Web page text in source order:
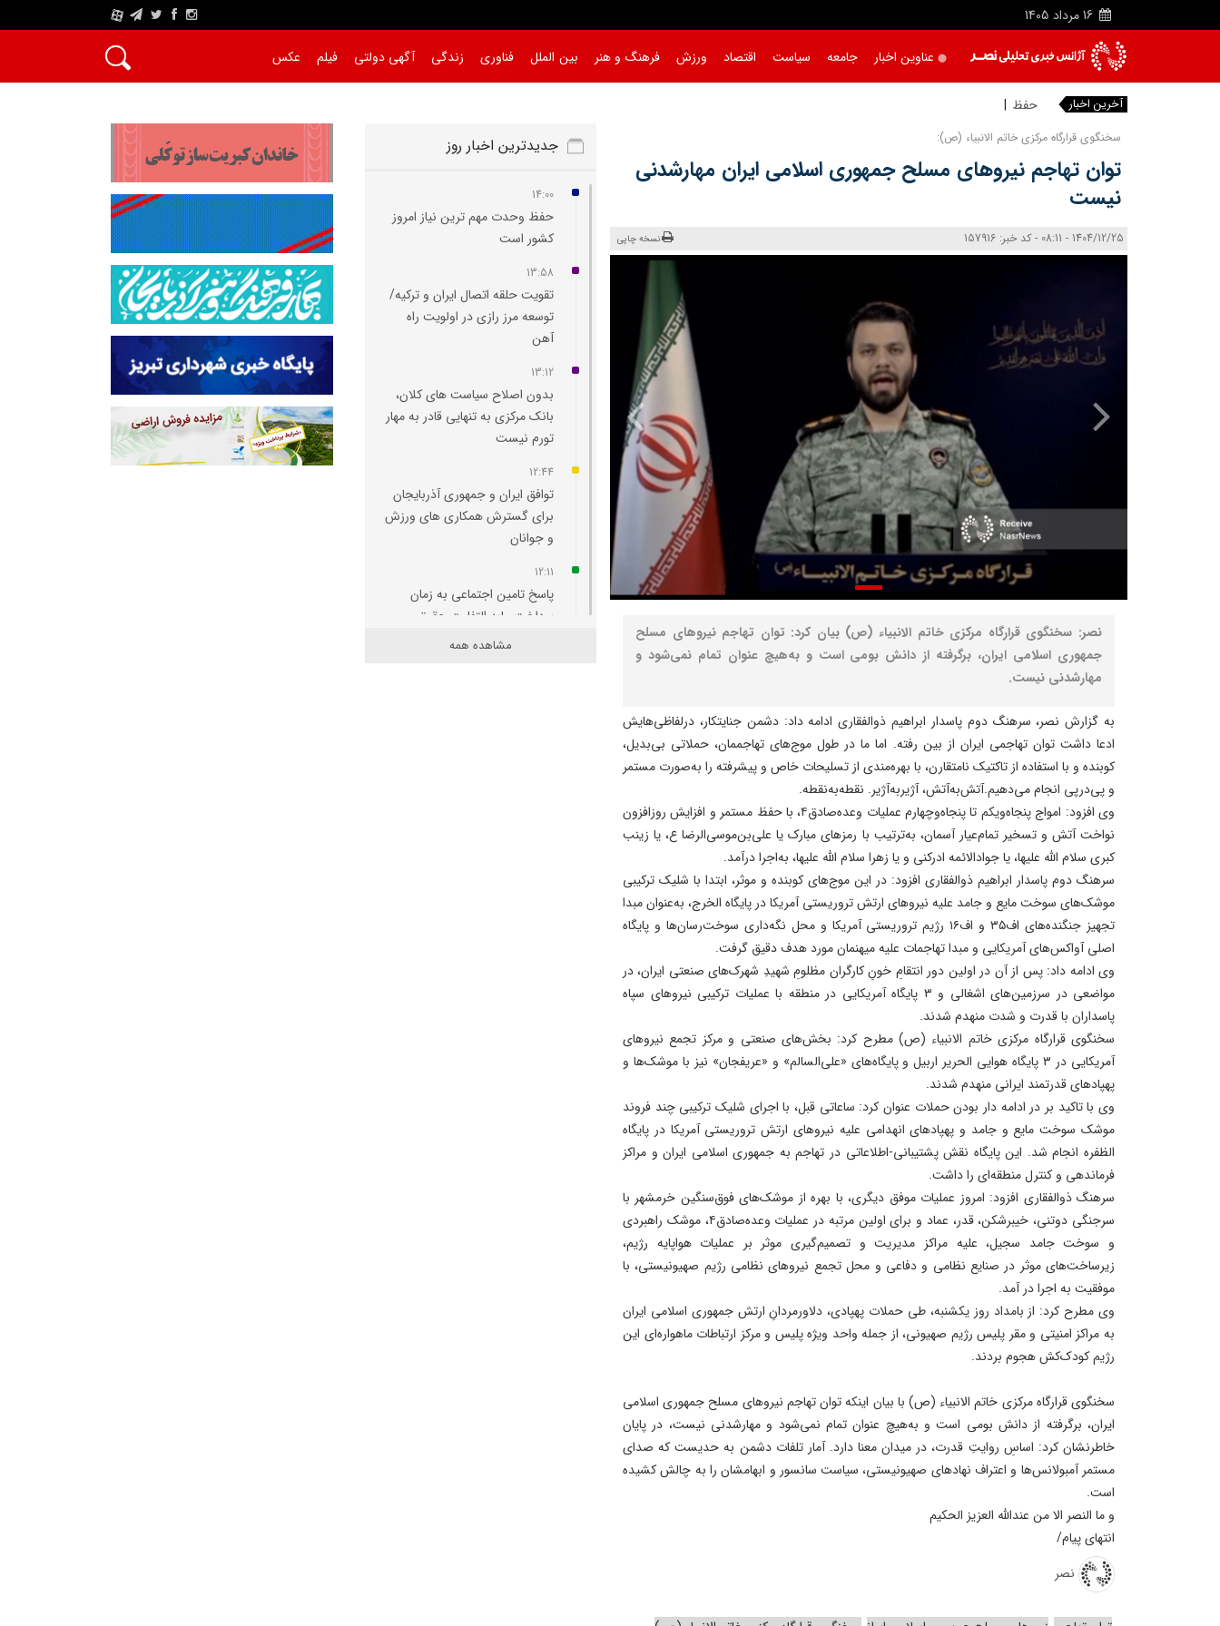
16 مرداد 1405
A
عناوین اخبار جامعه سیاست اقتصاد ورزش فرهنگ و هنر بین الملل فناوری زندگی آگهی دولتی فیلم عکس
آخرین اخبار حفظ وحدت مه
سخنگوی قرارگاه مرکزی خاتم الانبیاء (ص):
توان تهاجم نیروهای مسلح جمهوری اسلامی ایران مهارشدنی
نیست
1404/12/25 - 08:11 - کد خبر: 157916 نسخه چاپی
نصر: سخنگوی قرارگاه مرکزی خاتم الانبیاء (ص) بیان کرد: توان تهاجم نیروهای مسلح
جمهوری اسلامی ایران، برگرفته از دانش بومی است و به‌هیچ عنوان تمام نمی‌شود و
مهارشدنی نیست.
به گزارش نصر، سرهنگ دوم پاسدار ابراهیم ذوالفقاری ادامه داد: دشمن جنایتکار، درلفاظی‌هایش
ادعا داشت توان تهاجمی ایران از بین رفته. اما ما در طول موج‌های تهاجممان، حملاتی بی‌بدیل،
کوبنده و با استفاده از تاکتیک نامتقارن، با بهره‌مندی از تسلیحات خاص و پیشرفته را به‌صورت مستمر
و پی‌درپی انجام می‌دهیم.آتش‌به‌آتش، آژیربه‌آژیر. نقطه‌به‌نقطه.
وی افزود: امواج پنجاه‌ویکم تا پنجاه‌وچهارم عملیات وعده‌صادق۴، با حفظ مستمر و افزایش روزافزون
نواخت آتش و تسخیر تمام‌عیار آسمان، به‌ترتیب با رمزهای مبارک یا علی‌بن‌موسی‌الرضا ع، یا زینب
کبری سلام الله علیها، یا جواد‌الائمه ادرکنی و یا زهرا سلام الله علیها، به‌اجرا درآمد.
سرهنگ دوم پاسدار ابراهیم ذوالفقاری افزود: در این موج‌های کوبنده و موثر، ابتدا با شلیک ترکیبی
موشک‌های سوخت مایع و جامد علیه نیروهای ارتش تروریستی آمریکا در پایگاه الخرج، به‌عنوان مبدا
تجهیز جنگنده‌های اف۳۵ و اف۱۶ رژیم تروریستی آمریکا و محل نگه‌داری سوخت‌رسان‌ها و پایگاه
اصلی آواکس‌های آمریکایی و مبدا تهاجمات علیه میهنمان مورد هدف دقیق گرفت.
وی ادامه داد: پس از آن در اولین دور انتقامِ خونِ کارگران مظلومِ شهیدِ شهرک‌های صنعتی ایران، در
مواضعی در سرزمین‌های اشغالی و ۳ پایگاه آمریکایی در منطقه با عملیات ترکیبی نیروهای سپاه
پاسداران با قدرت و شدت منهدم شدند.
سخنگوی قرارگاه مرکزی خاتم الانبیاء (ص) مطرح کرد: بخش‌های صنعتی و مرکز تجمع نیروهای
آمریکایی در ۳ پایگاه هوایی الحریر اربیل و پایگاه‌های «علی‌السالم» و «عریفجان» نیز با موشک‌ها و
پهپادهای قدرتمند ایرانی منهدم شدند.
وی با تاکید بر در ادامه دار بودن حملات عنوان کرد: ساعاتی قبل، با اجرای شلیک ترکیبی چند فروند
موشک‌ سوخت مایع و جامد و پهپادهای انهدامی علیه نیروهای ارتش تروریستی آمریکا در پایگاه
الظفره انجام شد. این پایگاه نقش پشتیبانی-اطلاعاتی در تهاجم به جمهوری اسلامی ایران و مراکز
فرماندهی و کنترل منطقه‌ای را داشت.
سرهنگ ذوالفقاری افزود: امروز عملیات موفق دیگری، با بهره از موشک‌های فوق‌سنگین خرمشهر با
سرجنگی دوتنی، خیبرشکن، قدر، عماد و برای اولین مرتبه در عملیات وعده‌صادق۴، موشک راهبردی
و سوخت جامد سجیل، علیه مراکز مدیریت و تصمیم‌گیری موثر بر عملیات هواپایه رژیم،
زیرساخت‌های موثر در صنایع نظامی و دفاعی و محل تجمع نیروهای نظامی رژیم صهیونیستی، با
موفقیت به اجرا در آمد.
وی مطرح کرد: از بامداد روز یکشنبه، طی حملات پهپادی، دلاورمردانِ ارتش جمهوری اسلامی ایران
به مراکز امنیتی و مقر پلیس رژیم صهیونی، از جمله واحد ویژه پلیس و مرکز ارتباطات ماهواره‌ای این
رژیم کودک‌کش هجوم بردند.
سخنگوی قرارگاه مرکزی خاتم الانبیاء (ص) با بیان اینکه توان تهاجم نیروهای مسلح جمهوری اسلامی
ایران، برگرفته از دانش بومی است و به‌هیچ عنوان تمام نمی‌شود و مهارشدنی نیست، در پایان
خاطرنشان کرد: اساسِ روایتِ قدرت، در میدان معنا دارد. آمار تلفات دشمن به حدیست که صدای
مستمر آمبولانس‌ها و اعتراف نهادهای صهیونیستی، سیاست سانسور و ابهامشان را به چالش کشیده
است.
و ما النصر الا من عندالله العزیز الحکیم
انتهای پیام/
نصر
جدیدترین اخبار روز
14:00
حفظ وحدت مهم‌ ترین نیاز امروز
کشور است
13:58
تقویت حلقه اتصال ایران و ترکیه/
توسعه مرز رازی در اولویت راه‌
آهن
13:12
بدون اصلاح سیاست‌ های کلان،
بانک مرکزی به تنهایی قادر به مهار
تورم نیست
12:44
توافق ایران و جمهوری آذربایجان
برای گسترش همکاری‌ های ورزش
و جوانان
12:11
پاسخ تامین‌ اجتماعی به زمان
پرداخت مابه‌ التفاوت حقوق
بازنشستگانمشاهده همه